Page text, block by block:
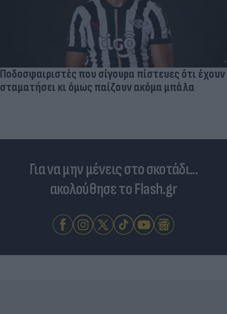
Ποδοσφαιριστές που σίγουρα πίστευες ότι έχουν
σταματήσει κι όμως παίζουν ακόμα μπάλα
Για να μην μένεις στο σκοτάδι...
ακολούθησε το Flash.gr